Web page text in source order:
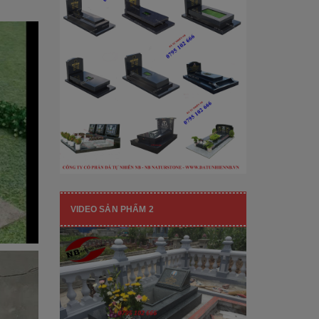
hạng mục nhận diện thương hiệu, nó
VIDEO SẢN PHẨM 2